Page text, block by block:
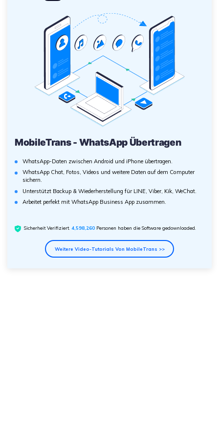
MobileTrans - WhatsApp Übertragen
WhatsApp-Daten zwischen Android und iPhone übertragen.
WhatsApp Chat, Fotos, Videos und weitere Daten auf dem Computer
sichern.
Unterstützt Backup & Wiederherstellung für LINE, Viber, Kik, WeChat.
Arbeitet perfekt mit WhatsApp Business App zusammen.
Sicherheit Verifiziert.4,598,260 Personen haben die Software gedownloaded.
Weitere Video-Tutorials Von MobileTrans >>